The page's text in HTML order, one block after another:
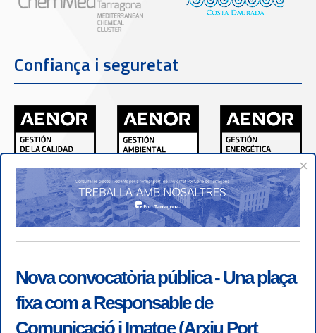
Confiança i seguretat
×
Nova convocatòria pública - Una plaça
fixa com a Responsable de
Comunicació i Imatge (Arxiu Port